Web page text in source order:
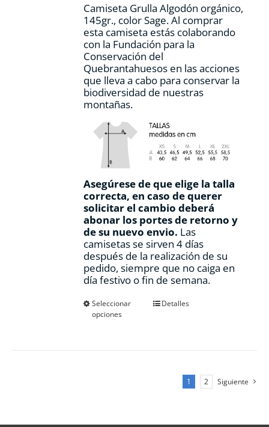
página
de
producto
Camiseta Grulla Algodón orgánico,
145gr., color Sage. Al comprar
esta camiseta estás colaborando
con la Fundación para la
Conservación del
Quebrantahuesos en las acciones
que lleva a cabo para conservar la
biodiversidad de nuestras
montañas.
Asegúrese de que elige la talla
correcta, en caso de querer
solicitar el cambio deberá
abonar los portes de retorno y
de su nuevo envio. Las
camisetas se sirven 4 días
después de la realización de su
pedido, siempre que no caiga en
día festivo o fin de semana.
Seleccionar
opciones
Este
opciones
en
Detalles
1 2 Siguiente